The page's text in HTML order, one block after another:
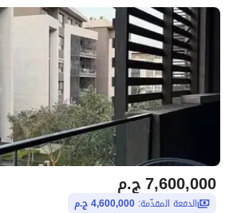
والخدمات الواسعة المتاحة في مدينتي.
تفاصيل العقار
عن المشروع
ج.م7,600,000
الدفعة المقدّمة: 4,600,000 ج.م